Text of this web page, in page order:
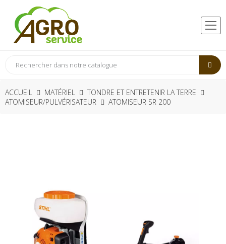
ACCUEIL MATÉRIEL
TONDRE ET ENTRETENIR LA TERRE
ATOMISEUR/PULVÉRISATEUR
ATOMISEUR SR 200